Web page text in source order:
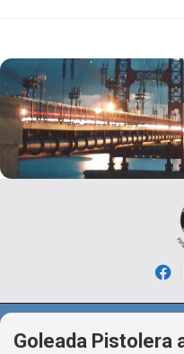
Goleada Pistolera